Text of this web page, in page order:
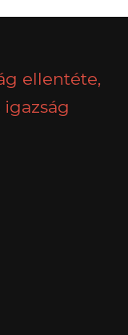
ellentéte,